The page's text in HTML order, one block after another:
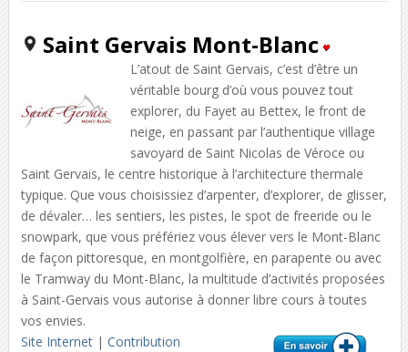
Saint Gervais Mont-Blanc
L’atout de Saint Gervais, c’est d’être un
véritable bourg d’où vous pouvez tout
explorer, du Fayet au Bettex, le front de
neige, en passant par l’authentique village
savoyard de Saint Nicolas de Véroce ou
Saint Gervais, le centre historique à l’architecture thermale
typique. Que vous choisissiez d’arpenter, d’explorer, de glisser,
de dévaler… les sentiers, les pistes, le spot de freeride ou le
snowpark, que vous préfériez vous élever vers le Mont-Blanc
de façon pittoresque, en montgolfière, en parapente ou avec
le Tramway du Mont-Blanc, la multitude d’activités proposées
à Saint-Gervais vous autorise à donner libre cours à toutes
vos envies.
Site Internet| Contribution